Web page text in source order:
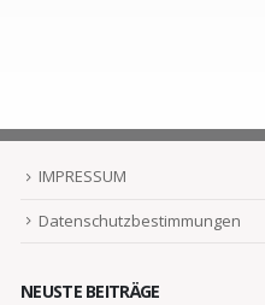
IMPRESSUM
Datenschutzbestimmungen
NEUSTE BEITRÄGE